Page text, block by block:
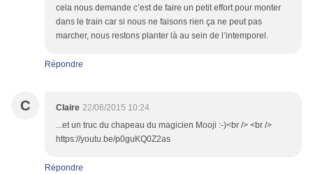
cela nous demande c’est de faire un petit effort pour monter
dans le train car si nous ne faisons rien ça ne peut pas
marcher, nous restons planter là au sein de l’intemporel.
Répondre
C Claire 22/06/2015 10:24
...et un truc du chapeau du magicien Mooji :-)<br /> <br />
https://youtu.be/p0guKQ0Z2as
Répondre